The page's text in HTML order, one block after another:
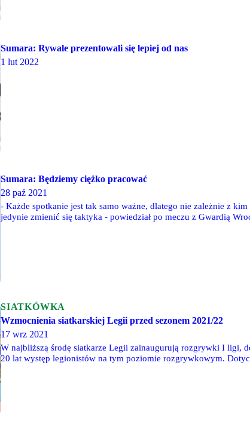
Sumara: Rywale prezentowali się lepiej od nas
1 lut 2022
Sumara: Będziemy ciężko pracować
28 paź 2021
- Każde spotkanie jest tak samo ważne, dlatego nie zależnie z
jedynie zmienić się taktyka - powiedział po meczu z Gwardią
SIATKÓWKA
Wzmocnienia siatkarskiej Legii przed sezonem 2021/22
17 wrz 2021
W najbliższą środę siatkarze Legii zainaugurują rozgrywki I ligi,
20 lat występ legionistów na tym poziomie rozgrywkowym.